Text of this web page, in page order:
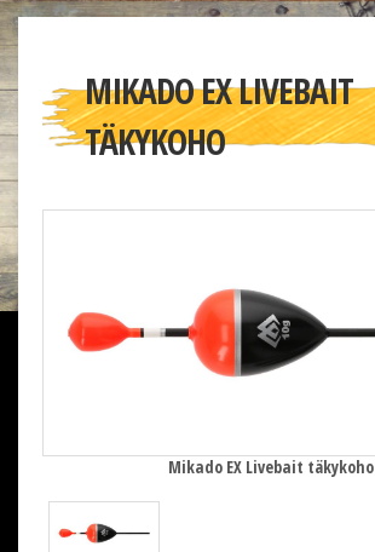
MIKADO EX LIVEBAIT
TÄKYKOHO
Mikado EX Livebait täkykoho